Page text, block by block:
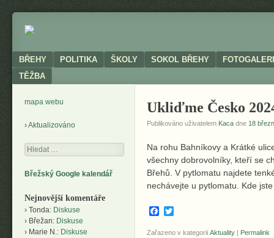
BŘEHY
Neoficiální
obce
Menu
SKIP TO CONTENT
BŘEHY POLITIKA ŠKOLY SOKOL BŘEHY
TĚŽBA
Ukliďme Česko
Publikováno uživatelem Kaca dne 18
Na rohu Bahníkovy a Krátké
všechny dobrovolníky, kteří se
Břehů. V pytlomatu najdete
nechávejte u pytlomatu. Kde
Facebook
Zařazeno v kategorii Aktuality | Permalink
mapa webu
Aktualizováno
Hledání
Břežský Google kalendář
Nejnovější komentáře
Tonda: Diskuse
Břežan: Diskuse
Marie N.: Diskuse